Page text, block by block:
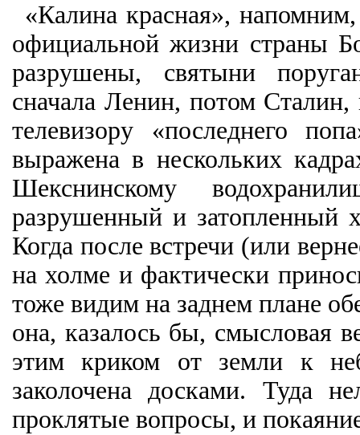
«Калина красная»,
официальной жизни страны
разрушены, святыни
сначала Ленин, потом
телевизору «последнего
выражена в нескольких
Шекснинскому
разрушенный и затопленный
Когда после встречи (или
на холме и фактически
тоже видим на заднем плане
она, казалось бы, смысловая
этим криком от земли к
заколочена досками. Туда
проклятые вопросы, и